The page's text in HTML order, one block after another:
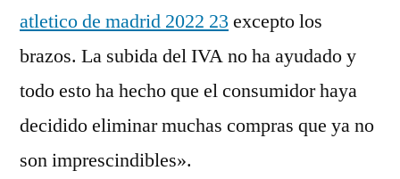
atletico de madrid 2022 23 excepto los
brazos. La subida del IVA no ha ayudado y
todo esto ha hecho que el consumidor haya
decidido eliminar muchas compras que ya no
son imprescindibles».